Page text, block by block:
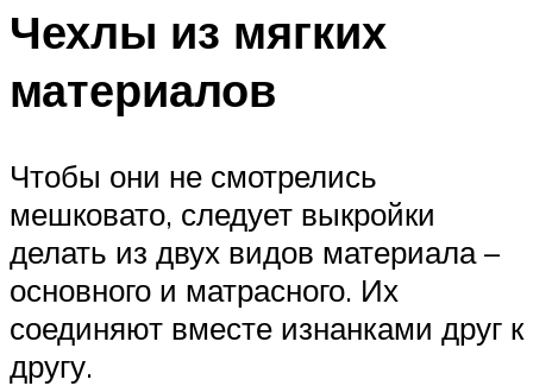
Чехлы из мягких
материалов
Чтобы они не смотрелись
мешковато, следует выкройки
делать из двух видов материала –
основного и матрасного. Их
соединяют вместе изнанками друг к
другу.